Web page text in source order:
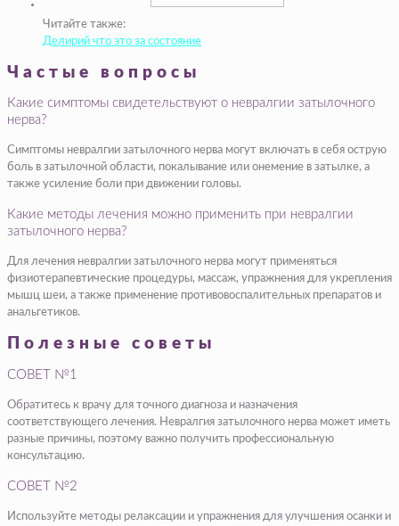
Читайте также:
Делирий что это за состояние
Частые вопросы
Какие симптомы свидетельствуют о невралгии затылочного
нерва?
Симптомы невралгии затылочного нерва могут включать в себя острую
боль в затылочной области, покалывание или онемение в затылке, а
также усиление боли при движении головы.
Какие методы лечения можно применить при невралгии
затылочного нерва?
Для лечения невралгии затылочного нерва могут применяться
физиотерапевтические процедуры, массаж, упражнения для укрепления
мышц шеи, а также применение противовоспалительных препаратов и
анальгетиков.
Полезные советы
СОВЕТ №1
Обратитесь к врачу для точного диагноза и назначения
соответствующего лечения. Невралгия затылочного нерва может иметь
разные причины, поэтому важно получить профессиональную
консультацию.
СОВЕТ №2
Используйте методы релаксации и упражнения для улучшения осанки и